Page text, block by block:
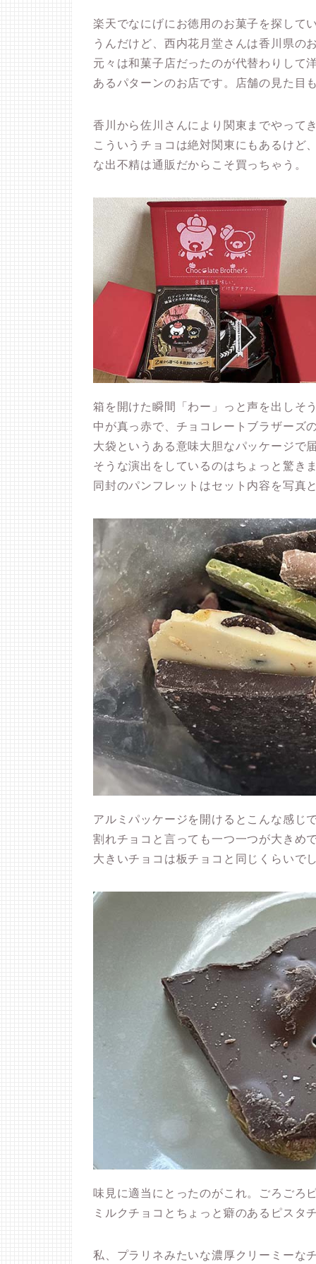
楽天でなにげにお徳用のお菓子を探して
うんだけど、西内花月堂さんは香川県の
元々は和菓子店だったのが代替わりして
あるパターンのお店です。店舗の見た目
香川から佐川さんにより関東までやって
こういうチョコは絶対関東にもあるけど
な出不精は通販だからこそ買っちゃう。
箱を開けた瞬間「わー」っと声を出しそ
中が真っ赤で、チョコレートブラザーズ
大袋というある意味大胆なパッケージで
そうな演出をしているのはちょっと驚き
同封のパンフレットはセット内容を写真
アルミパッケージを開けるとこんな感じ
割れチョコと言っても一つ一つが大きめ
大きいチョコは板チョコと同じくらいで
味見に適当にとったのがこれ。ごろごろ
ミルクチョコとちょっと癖のあるピスタ
私、プラリネみたいな濃厚クリーミーな